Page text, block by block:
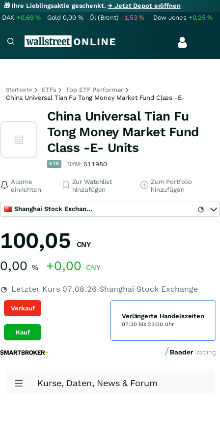
🎁 Ihre Lieblingsaktie geschenkt.→ Jetzt Depot eröffnen
DAX +0,69% Gold 0,00 % Öl (Brent) -1,53% Dow Jones +0,25%
Startseite ETFs
Top ETF Performer
China Universal Tian Fu Tong Money Market Fund Class -E-
China Universal Tian Fu
Tong Money Market Fund
Class -E- Units
ETF SYM: 511980
Alarme
einrichten
Zur Watchlist
hinzufügen
Zum Portfolio
hinzufügen
Shanghai Stock Exchange
100,05 CNY
0,00 % +0,00 CNY
Letzter Kurs 07.08.26 Shanghai Stock Exchange
Verkauf
Kauf
Verlängerte Handelszeiten
07:30 bis 23:00 Uhr
Kurse, Daten, News & Forum